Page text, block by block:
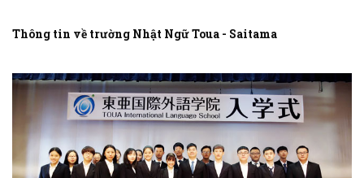
Kawagoe Ichiban Gai (Kawagoe-shi)...
Thông tin về trường Nhật Ngữ Toua - Saitama